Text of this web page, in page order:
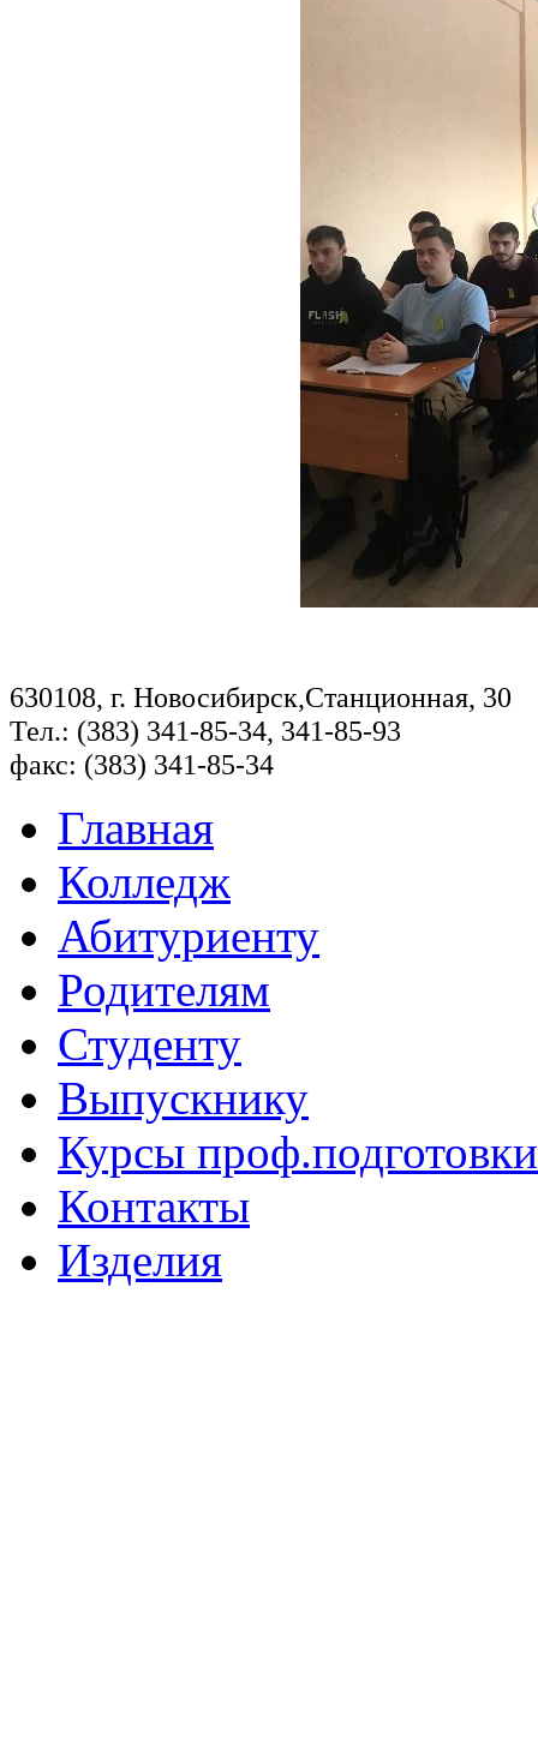
630108, г. Новосибирск,Станционная, 30
Тел.: (383) 341-85-34, 341-85-93
факс: (383) 341-85-34
Главная
Колледж
Абитуриенту
Родителям
Студенту
Выпускнику
Курсы проф.подготовки
Контакты
Изделия